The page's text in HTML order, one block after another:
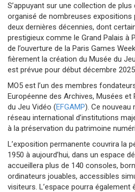
S’appuyant sur une collection de plus
organisé de nombreuses expositions
deux dernières décennies, dont
prestigieux comme le Grand Palais à
de l’ouverture de la Paris Games
fièrement la création du Musée du
est prévue pour début décembre
MO5 est l’un des membres
Européenne des Archives, Musées
du Jeu Vidéo (EFGAMP). Ce nouveau
réseau international d’institutions
à la préservation du patrimoine
L’exposition permanente couvrira la
1950 à aujourd’hui, dans un espace
accueillera plus de 140 consoles,
ordinateurs jouables, accessibles
visiteurs. L’espace pourra